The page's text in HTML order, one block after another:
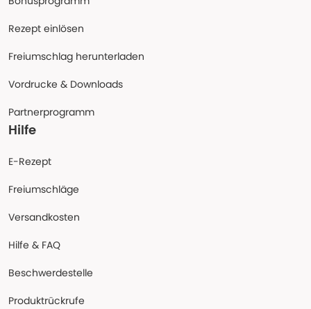
Rezept einlösen
Freiumschlag herunterladen
Vordrucke & Downloads
Partnerprogramm
Hilfe
E-Rezept
Freiumschläge
Versandkosten
Hilfe & FAQ
Beschwerdestelle
Produktrückrufe